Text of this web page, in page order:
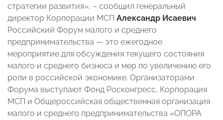
стратегии развития», – сообщил генеральный
директор Корпорации МСП Александр Исаевич.
Российский Форум малого и среднего
предпринимательства — это ежегодное
мероприятие для обсуждения текущего состояния
малого и среднего бизнеса и мер по увеличению его
роли в российской экономике. Организаторами
Форума выступают Фонд Росконгресс, Корпорация
МСП и Общероссийская общественная организация
малого и среднего предпринимательства «ОПОРА